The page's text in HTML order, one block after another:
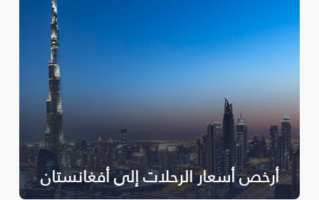
أرخص أسعار الرحلات إلى أفغانستان